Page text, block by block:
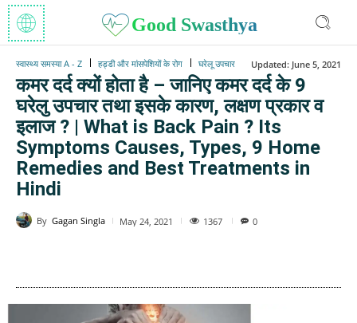
Good Swasthya
स्वास्थ्य समस्या A - Z हड्डी और मांसपेशियों के रोग घरेलू उपचार Updated: June 5, 2021
कमर दर्द क्यों होता है – जानिए कमर दर्द के 9
घरेलु उपचार तथा इसके कारण, लक्षण प्रकार व
इलाज ? | What is Back Pain ? Its
Symptoms Causes, Types, 9 Home
Remedies and Best Treatments in
Hindi
By Gagan Singla May 24, 2021 1367 0